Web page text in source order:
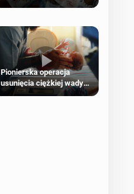
schorzenia psychiczne
Pionierska operacja
usunięcia ciężkiej wady
wrodzonej płodu w łonie